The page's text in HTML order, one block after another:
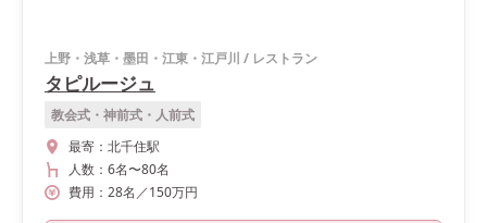
上野・浅草・墨田・江東・江戸川 / レストラン
タピルージュ
教会式・神前式・人前式
最寄： 北千住駅
人数： 6名〜80名
費用： 28名 ／150万円